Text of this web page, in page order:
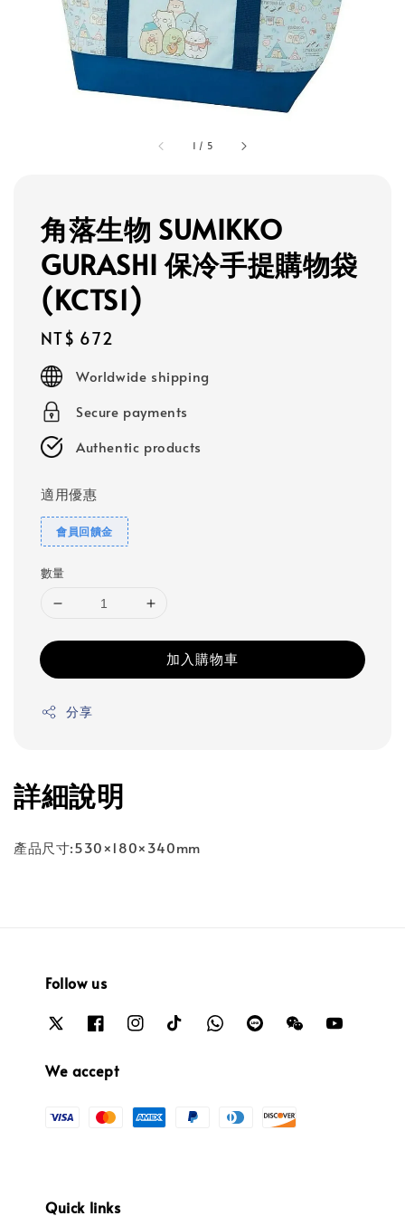
1 / 5
角落生物 SUMIKKO
GURASHI 保冷手提購物袋
(KCTS1)
Regular
price
NT$ 672
Worldwide shipping
Secure payments
Authentic products
適用優惠
會員回饋金
數量
加入購物車
分享
詳細說明
產品尺寸:530×180×340mm
Follow us
We accept
Quick links